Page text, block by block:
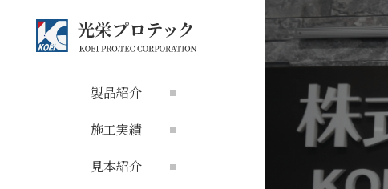
製品紹介
施工実績
見本紹介